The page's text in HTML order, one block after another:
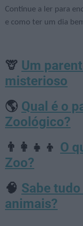
Continue a ler para
e como ter um dia
🦒 Um
misterioso
🌎 Qual é o
Zoológico?
👨‍👩‍👧‍👦 O
Zoo?
🧠 Sabe
animais?